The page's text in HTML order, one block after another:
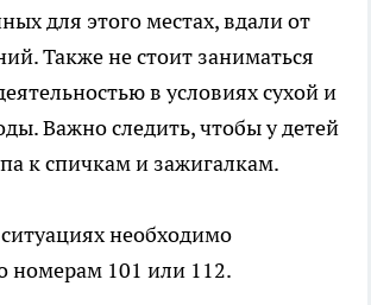
для этого местах, вдали от
Также не стоит заниматься
в условиях сухой и
Важно следить, чтобы у детей
к спичкам и зажигалкам.
необходимо
номерам 101 или 112.